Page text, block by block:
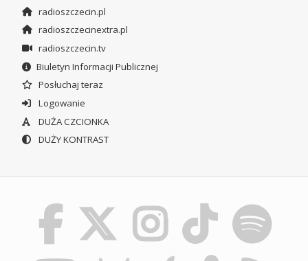
radioszczecin.pl
radioszczecinextra.pl
radioszczecin.tv
Biuletyn Informacji Publicznej
Posłuchaj teraz
Logowanie
DUŻA CZCIONKA
DUŻY KONTRAST